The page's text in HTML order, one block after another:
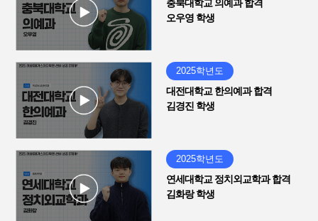
충북대학교 의예과 합격
오우영 학생
2025학년도
대전대학교 한의예과 합격
김경진 학생
2025학년도
연세대학교 정치외교학과 합격
김화랑 학생